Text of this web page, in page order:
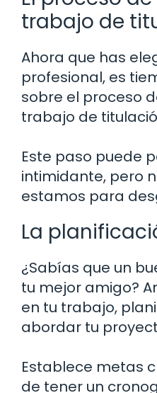
trabajo de
Ahora que has
profesional, es
sobre el proceso
trabajo de
Este paso puede
intimidante, pero
estamos para
La
¿Sabías que un
tu mejor amigo?
en tu trabajo,
abordar tu
Establece metas
de tener un